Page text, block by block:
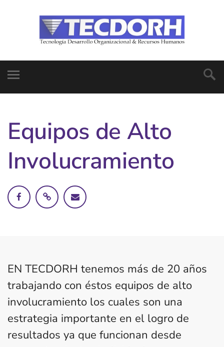
Equipos de Alto
Involucramiento
EN TECDORH tenemos más de 20 años
trabajando con éstos equipos de alto
involucramiento los cuales son una
estrategia importante en el logro de
resultados ya que funcionan desde